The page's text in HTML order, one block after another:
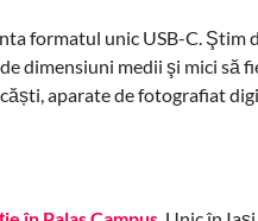
formatul unic USB-C. Ştim
dimensiuni medii şi mici să
aparate de fotografiat